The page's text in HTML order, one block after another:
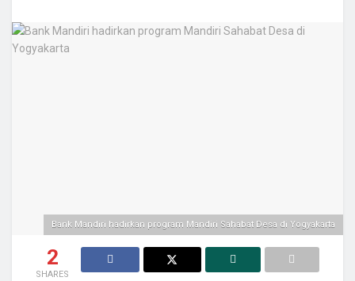
Bank Mandiri hadirkan program Mandiri Sahabat Desa di Yogyakarta
2
SHARES